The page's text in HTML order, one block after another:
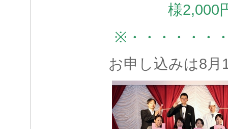
様2,000
※・・・・・・
お申し込みは8月